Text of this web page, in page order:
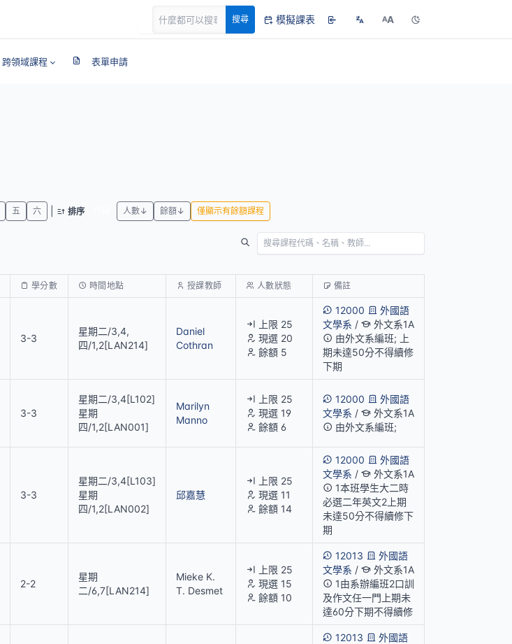
搜尋 模擬課表 AA
跨領域課程 表單申請
五 六 排序 人數↓ 餘額↓ 僅顯示有餘額課程
學分數 時間地點 授課教師 人數狀態 備註
3-3
星期二/3,4,
四/1,2[LAN214]
Daniel
Cothran
上限 25
現選 20
餘額 5
12000
外國語
文學系 /
外文系1A
由外文系編班; 上
期未達50分不得續修
下期
3-3
星期二/3,4[L102]
星期
四/1,2[LAN001]
Marilyn
Manno
上限 25
現選 19
餘額 6
12000
外國語
文學系 /
外文系1A
由外文系編班;
3-3
星期二/3,4[L103]
星期
四/1,2[LAN002]
邱嘉慧
上限 25
現選 11
餘額 14
12000
外國語
文學系 /
外文系1A
1本班學生大二時
必選二年英文2上期
未達50分不得續修下
期
2-2
星期
二/6,7[LAN214]
Mieke K.
T. Desmet
上限 25
現選 15
餘額 10
12013
外國語
文學系 /
外文系1A
1由系辦編班2口訓
及作文任一門上期未
達60分下期不得續修
12013
外國語